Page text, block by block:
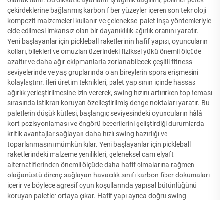
çekirdeklerine bağlanmış karbon fiber yüzeyler içeren son teknoloji
kompozit malzemeleri kullanır ve geleneksel palet inşa yöntemleriyle
elde edilmesi imkansız olan bir dayanıklılık-ağırlık oranını yaratır.
Yeni başlayanlar için pickleball raketlerinin hafif yapısı, oyuncuların
kolları, bilekleri ve omuzları üzerindeki fiziksel yükü önemli ölçüde
azaltır ve daha ağır ekipmanlarla zorlanabilecek çeşitli fitness
seviyelerinde ve yaş gruplarında olan bireylerin spora erişmesini
kolaylaştırır. İleri üretim teknikleri, palet yapısının içinde hassas
ağırlık yerleştirilmesine izin vererek, swing hızını artırırken top teması
sırasında istikrarı koruyan özelleştirilmiş denge noktaları yaratır. Bu
paletlerin düşük kütlesi, başlangıç seviyesindeki oyuncuların hâlâ
kort pozisyonlaması ve öngörü becerilerini geliştirdiği durumlarda
kritik avantajlar sağlayan daha hızlı swing hazırlığı ve
toparlanmasını mümkün kılar. Yeni başlayanlar için pickleball
raketlerindeki malzeme yenilikleri, geleneksel cam elyaft
alternatiflerinden önemli ölçüde daha hafif olmalarına rağmen
olağanüstü direnç sağlayan havacılık sınıfı karbon fiber dokumaları
içerir ve böylece agresif oyun koşullarında yapısal bütünlüğünü
koruyan paletler ortaya çıkar. Hafif yapı ayrıca doğru swing